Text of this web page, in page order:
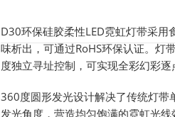
D30环保硅胶柔性LED霓虹灯带采
味析出，可通过RoHS环保认证。灯
度独立寻址控制，可实现全彩幻彩逐
360度圆形发光设计解决了传统灯带
发光角度，营造均匀饱满的霓虹光